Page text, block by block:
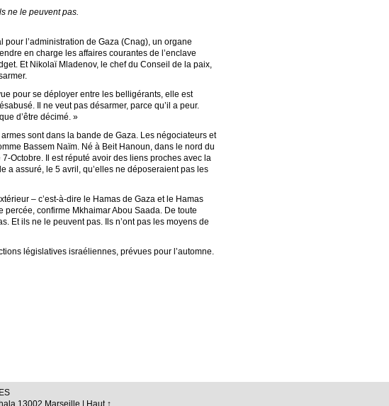
ne le peuvent pas.
l’administration de Gaza (Cnag), un organe
en charge les affaires courantes de l’enclave
Et Nikolaï Mladenov, le chef du Conseil de la paix,
pour se déployer entre les belligérants, elle est
Il ne veut pas désarmer, parce qu’il a peur.
d’être décimé. »
sont dans la bande de Gaza. Les négociateurs et
Bassem Naïm. Né à Beit Hanoun, dans le nord du
Octobre. Il est réputé avoir des liens proches avec la
a assuré, le 5 avril, qu’elles ne déposeraient pas les
– c’est-à-dire le Hamas de Gaza et le Hamas
percée, confirme Mkhaimar Abou Saada. De toute
Et ils ne le peuvent pas. Ils n’ont pas les moyens de
législatives israéliennes, prévues pour l’automne.
13002 Marseille | Haut ↑